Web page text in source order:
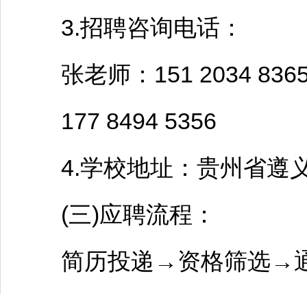
3.招聘咨询电话：
张老师：151 2034
177 8494 5356
4.学校地址：贵州省遵
(三)应聘流程：
简历投递→资格筛选→